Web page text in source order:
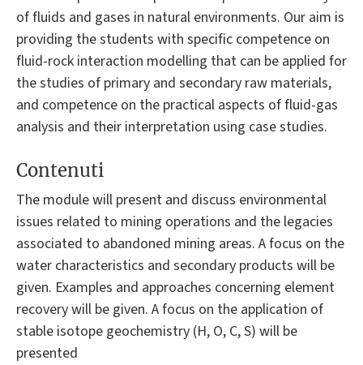
of fluids and gases in natural environments. Our aim is
providing the students with specific competence on
fluid-rock interaction modelling that can be applied for
the studies of primary and secondary raw materials,
and competence on the practical aspects of fluid-gas
analysis and their interpretation using case studies.
Contenuti
The module will present and discuss environmental
issues related to mining operations and the legacies
associated to abandoned mining areas. A focus on the
water characteristics and secondary products will be
given. Examples and approaches concerning element
recovery will be given. A focus on the application of
stable isotope geochemistry (H, O, C, S) will be
presented